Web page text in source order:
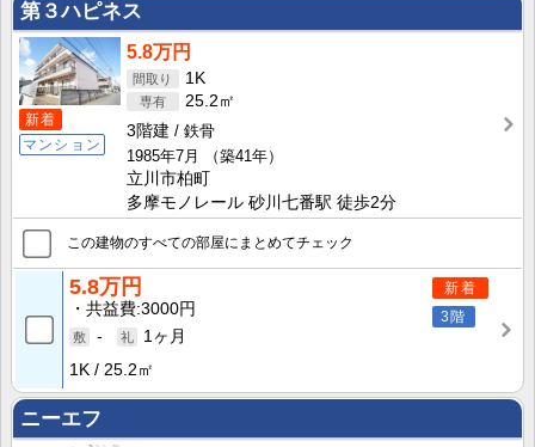
第３ハピネス
新着
マンション
5.8万円
1K
25.2㎡
3階建
鉄骨
1985年7月
（築41年）
立川市柏町
多摩モノレール 砂川七番駅 徒歩2分
この建物のすべての部屋にまとめてチェック
新着
3階
5.8万円
共益費 3000円
-
1ヶ月
1K
25.2㎡
ニーエフ